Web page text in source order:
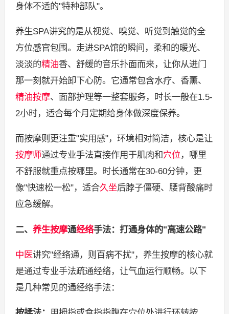
身体不适的"特种部队"。
养生SPA讲究的是从视觉、嗅觉、听觉到触觉的全
方位感官包围。走进SPA馆的瞬间，柔和的暖光、
淡淡的精油香、舒缓的音乐扑面而来，让你从进门
那一刻就开始卸下心防。它通常包含水疗、香薰、
精油按摩、面部护理等一整套服务，时长一般在1.5-
2小时，适合每个月定期给身体做深度保养。
而按摩则更注重"实用感"，环境相对简洁，核心是让
按摩师通过专业手法直接作用于肌肉和穴位，哪里
不舒服就重点按哪里。时长通常在30-60分钟，更
像"快速松一松"，适合久坐后脖子僵硬、腰背酸痛时
应急缓解。
二、 养生按摩通经络手法：打通身体的"高速公路"
中医讲究"经络通，则百病不扰"，养生按摩的核心就
是通过专业手法疏通经络，让气血运行顺畅。以下
是几种常见的通经络手法：